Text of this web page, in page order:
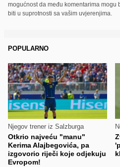
mogućnost da među komentarima mogu
biti u suprotnosti sa vašim uvjerenjima.
POPULARNO
Njegov trener iz Salzburga
Otkrio najveću "manu"
Kerima Alajbegovića, pa
izgovorio riječi koje odjekuju
Evropom!